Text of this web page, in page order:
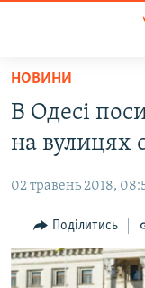
Перейти
основного
матеріалу
Перейти
до
навігації
Перейти
до
ВОДА.КРИМ
ВІДЕО ТА ФОТО
ПОЛІТИКА
БЛОГИ
ПОГЛЯД
НОВИНИ
В Одесі
на вулицях
02 травень 2018,
Поділитись